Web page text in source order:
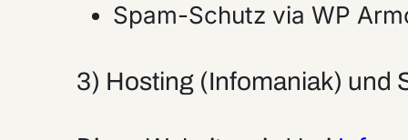
Spam-Schutz via WP
3) Hosting (Infomaniak) und